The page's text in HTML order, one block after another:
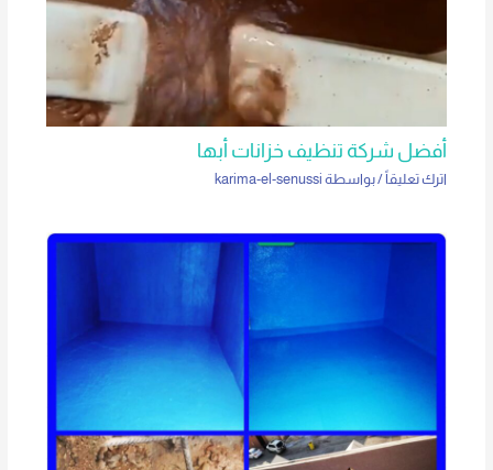
أفضل شركة تنظيف خزانات أبها
اترك تعليقاً/ بواسطة karima-el-senussi